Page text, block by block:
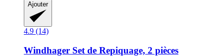
Ajouter
4.9 (14)
Windhager Set de Repiquage, 2 pièces